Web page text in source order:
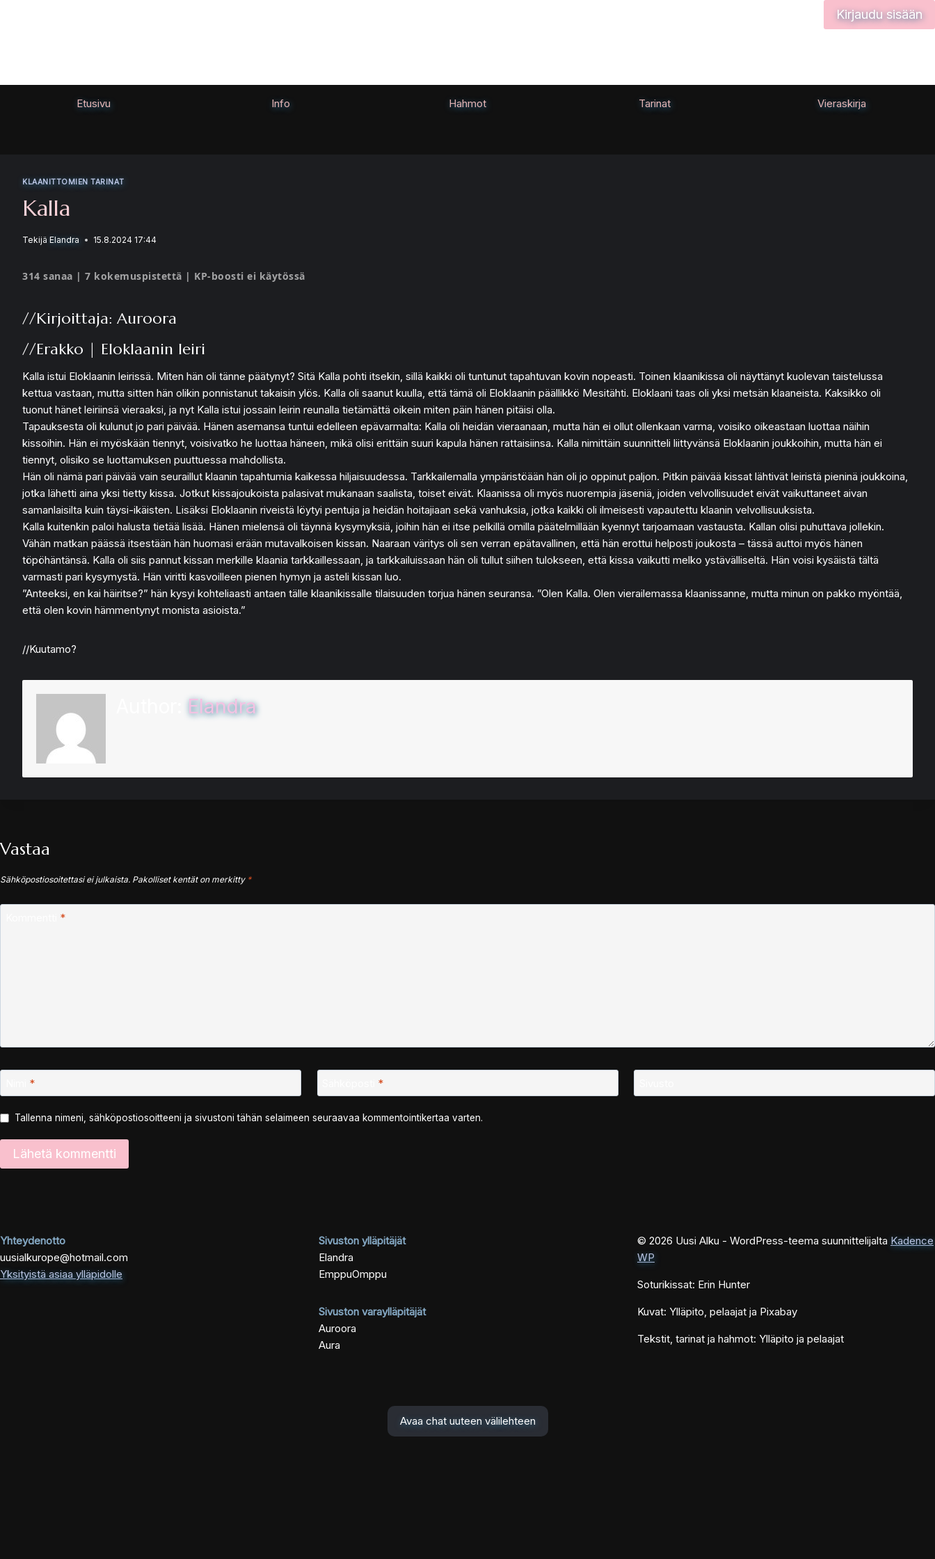
Kirjaudu sisään
Etusivu Info Hahmot Tarinat Vieraskirja
KLAANITTOMIEN TARINAT
Kalla
Tekijä Elandra 15.8.2024 17:44
314 sanaa | 7 kokemuspistettä | KP-boosti ei käytössä
//Kirjoittaja: Auroora
//Erakko | Eloklaanin leiri
Kalla istui Eloklaanin leirissä. Miten hän oli tänne päätynyt? Sitä Kalla pohti itsekin, sillä kaikki oli tuntunut tapahtuvan kovin nopeasti. Toinen klaanikissa oli näyttänyt kuolevan taistelussa
kettua vastaan, mutta sitten hän olikin ponnistanut takaisin ylös. Kalla oli saanut kuulla, että tämä oli Eloklaanin päällikkö Mesitähti. Eloklaani taas oli yksi metsän klaaneista. Kaksikko oli
tuonut hänet leiriinsä vieraaksi, ja nyt Kalla istui jossain leirin reunalla tietämättä oikein miten päin hänen pitäisi olla.
Tapauksesta oli kulunut jo pari päivää. Hänen asemansa tuntui edelleen epävarmalta: Kalla oli heidän vieraanaan, mutta hän ei ollut ollenkaan varma, voisiko oikeastaan luottaa näihin
kissoihin. Hän ei myöskään tiennyt, voisivatko he luottaa häneen, mikä olisi erittäin suuri kapula hänen rattaisiinsa. Kalla nimittäin suunnitteli liittyvänsä Eloklaanin joukkoihin, mutta hän ei
tiennyt, olisiko se luottamuksen puuttuessa mahdollista.
Hän oli nämä pari päivää vain seuraillut klaanin tapahtumia kaikessa hiljaisuudessa. Tarkkailemalla ympäristöään hän oli jo oppinut paljon. Pitkin päivää kissat lähtivät leiristä pieninä joukkoina,
jotka lähetti aina yksi tietty kissa. Jotkut kissajoukoista palasivat mukanaan saalista, toiset eivät. Klaanissa oli myös nuorempia jäseniä, joiden velvollisuudet eivät vaikuttaneet aivan
samanlaisilta kuin täysi-ikäisten. Lisäksi Eloklaanin riveistä löytyi pentuja ja heidän hoitajiaan sekä vanhuksia, jotka kaikki oli ilmeisesti vapautettu klaanin velvollisuuksista.
Kalla kuitenkin paloi halusta tietää lisää. Hänen mielensä oli täynnä kysymyksiä, joihin hän ei itse pelkillä omilla päätelmillään kyennyt tarjoamaan vastausta. Kallan olisi puhuttava jollekin.
Vähän matkan päässä itsestään hän huomasi erään mutavalkoisen kissan. Naaraan väritys oli sen verran epätavallinen, että hän erottui helposti joukosta – tässä auttoi myös hänen
töpöhäntänsä. Kalla oli siis pannut kissan merkille klaania tarkkaillessaan, ja tarkkailuissaan hän oli tullut siihen tulokseen, että kissa vaikutti melko ystävälliseltä. Hän voisi kysäistä tältä
varmasti pari kysymystä. Hän viritti kasvoilleen pienen hymyn ja asteli kissan luo.
”Anteeksi, en kai häiritse?” hän kysyi kohteliaasti antaen tälle klaanikissalle tilaisuuden torjua hänen seuransa. ”Olen Kalla. Olen vierailemassa klaanissanne, mutta minun on pakko myöntää,
että olen kovin hämmentynyt monista asioista.”
//Kuutamo?
Elandra
Vastaa
Sähköpostiosoitettasi ei julkaista. Pakolliset kentät on merkitty *
*
* *
Tallenna nimeni, sähköpostiosoitteeni ja sivustoni tähän selaimeen seuraavaa kommentointikertaa varten.
Yhteydenotto
uusialkurope@hotmail.com
Yksityistä asiaa ylläpidolle
Sivuston ylläpitäjät
Elandra
EmppuOmppu
Sivuston varaylläpitäjät
Auroora
Aura
© 2026 Uusi Alku - WordPress-teema suunnittelijalta Kadence
WP
Soturikissat: Erin Hunter
Kuvat: Ylläpito, pelaajat ja Pixabay
Tekstit, tarinat ja hahmot: Ylläpito ja pelaajat
Avaa chat uuteen välilehteen